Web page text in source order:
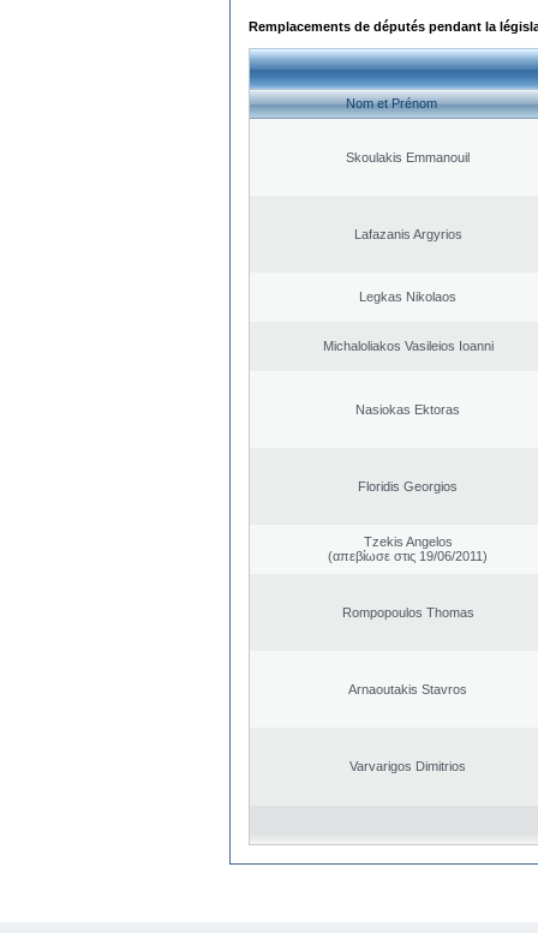
Remplacements de députés pendant la
Nom et Prénom
Skoulakis Emmanouil
Lafazanis Argyrios
Legkas Nikolaos
Michaloliakos Vasileios Ioanni
Nasiokas Ektoras
Floridis Georgios
Tzekis Angelos
(απεβίωσε στις 19/06/2011)
Rompopoulos Thomas
Arnaoutakis Stavros
Varvarigos Dimitrios